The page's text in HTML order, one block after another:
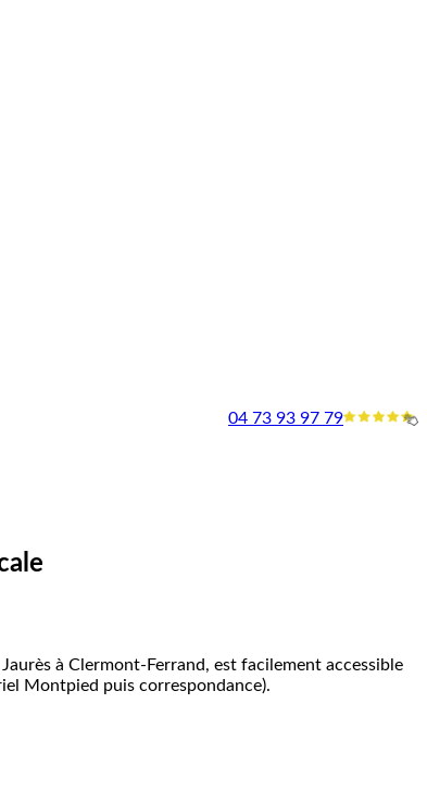
04 73 93 97 79
à Clermont-Ferrand, est facilement accessible
Montpied puis correspondance).